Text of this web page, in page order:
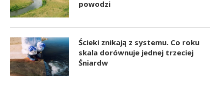
powodzi
Ścieki znikają z systemu. Co roku
skala dorównuje jednej trzeciej
Śniardw